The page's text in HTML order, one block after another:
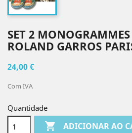
SET 2
ROLAND GARROS
24,00 €
Com IVA
Quantidade
 ADICIONAR AO